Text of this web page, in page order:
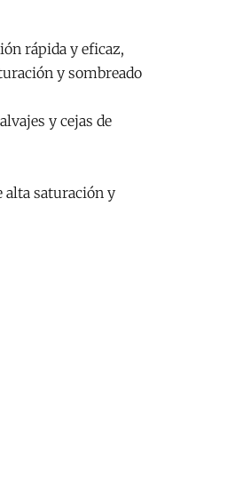
rápida y eficaz,
y sombreado
y cejas de
alta saturación y